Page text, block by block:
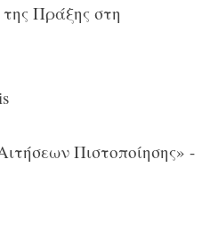
Πράξης στη
Πιστοποίησης» -